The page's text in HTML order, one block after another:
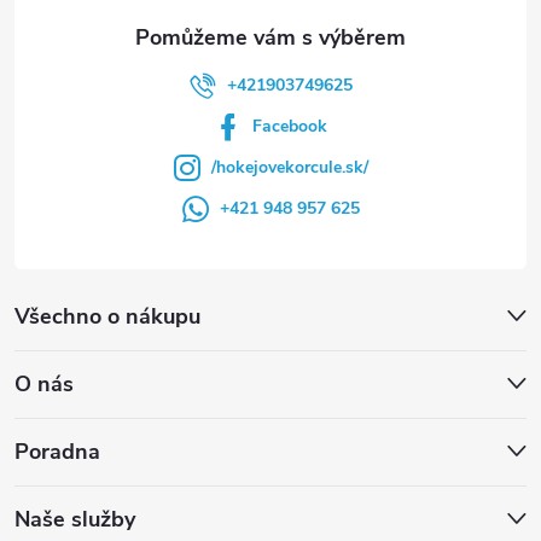
Všechno o nákupu
O nás
Poradna
Naše služby
+421903749625
Facebook
/hokejovekorcule.sk/
+421 948 957 625